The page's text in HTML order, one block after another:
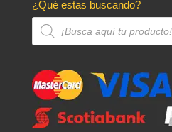
¿Qué estas buscando?
Búsqueda
productos